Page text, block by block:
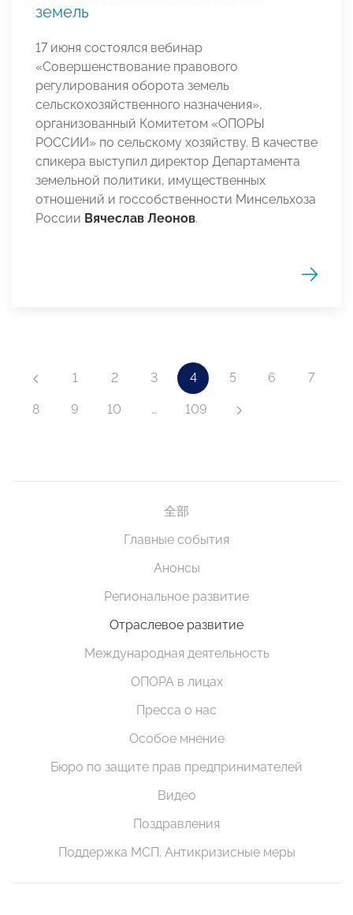
земель
17 июня состоялся вебинар
«Совершенствование правового
регулирования оборота земель
сельскохозяйственного назначения»,
организованный Комитетом «ОПОРЫ
РОССИИ» по сельскому хозяйству. В качестве
спикера выступил директор Департамента
земельной политики, имущественных
отношений и госсобственности Минсельхоза
России Вячеслав Леонов.
1 2 3 4 5 6 7
8 9 10 … 109
全部
Главные события
Анонсы
Региональное развитие
Отраслевое развитие
Международная деятельность
ОПОРА в лицах
Пресса о нас
Особое мнение
Бюро по защите прав предпринимателей
Видео
Поздравления
Поддержка МСП. Антикризисные меры